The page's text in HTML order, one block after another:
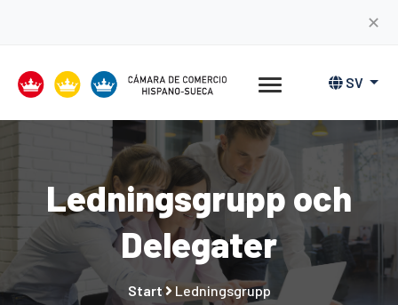
✕
SV
Ledningsgrupp och
Delegater
Start Ledningsgrupp